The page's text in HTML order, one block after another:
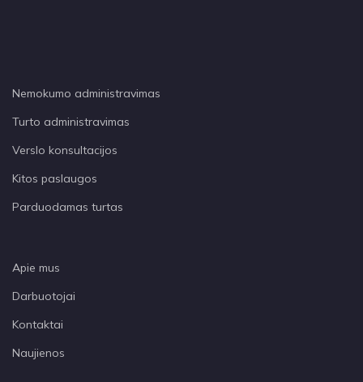
Nemokumo administravimas
Turto administravimas
Verslo konsultacijos
Kitos paslaugos
Parduodamas turtas
Apie mus
Darbuotojai
Kontaktai
Naujienos